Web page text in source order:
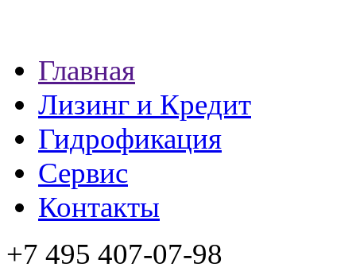
Главная
Лизинг и Кредит
Гидрофикация
Сервис
Контакты
+7 495 407-07-98